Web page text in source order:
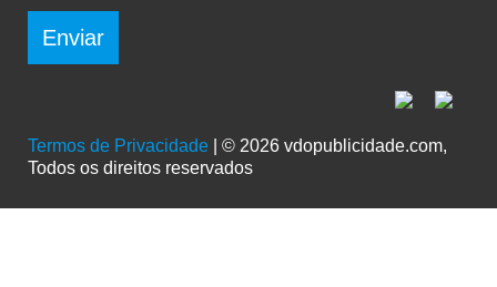
Enviar
Termos de Privacidade | © 2026 vdopublicidade.com,
Todos os direitos reservados